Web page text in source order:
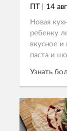
ПТ | 14
Новая
ребенку
вкусное
паста и
тот
хочется с
Узнать